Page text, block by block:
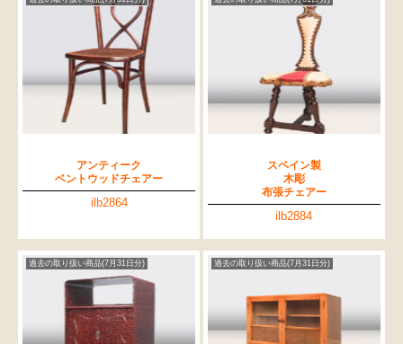
アンティーク
ベントウッドチェアー
ilb2864
スペイン製
木彫
布張チェアー
ilb2884
過去の取り扱い商品(7月31日分) 過去の取り扱い商品(7月31日分)